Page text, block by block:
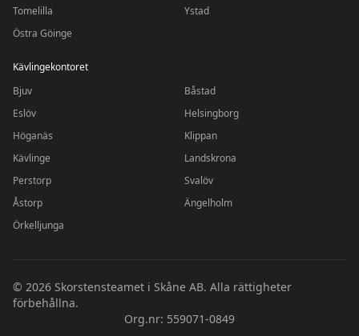
Tomelilla
Ystad
Östra Göinge
Kävlingekontoret
Bjuv
Båstad
Eslöv
Helsingborg
Höganäs
Klippan
Kävlinge
Landskrona
Perstorp
Svalöv
Åstorp
Ängelholm
Örkelljunga
© 2026 Skorstensteamet i Skåne AB. Alla rättigheter
förbehållna.
Org.nr: 559071-0849